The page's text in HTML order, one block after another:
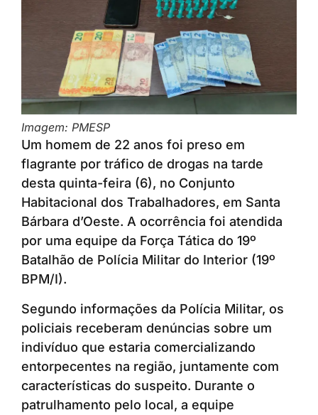
Imagem: PMESP
Um homem de 22 anos foi preso em
flagrante por tráfico de drogas na tarde
desta quinta-feira (6), no Conjunto
Habitacional dos Trabalhadores, em Santa
Bárbara d’Oeste. A ocorrência foi atendida
por uma equipe da Força Tática do 19º
Batalhão de Polícia Militar do Interior (19º
BPM/I).
Segundo informações da Polícia Militar, os
policiais receberam denúncias sobre um
indivíduo que estaria comercializando
entorpecentes na região, juntamente com
características do suspeito. Durante o
patrulhamento pelo local, a equipe